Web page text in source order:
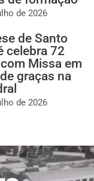
de 2026
de Santo
celebra 72
Missa em
graças na
de 2026